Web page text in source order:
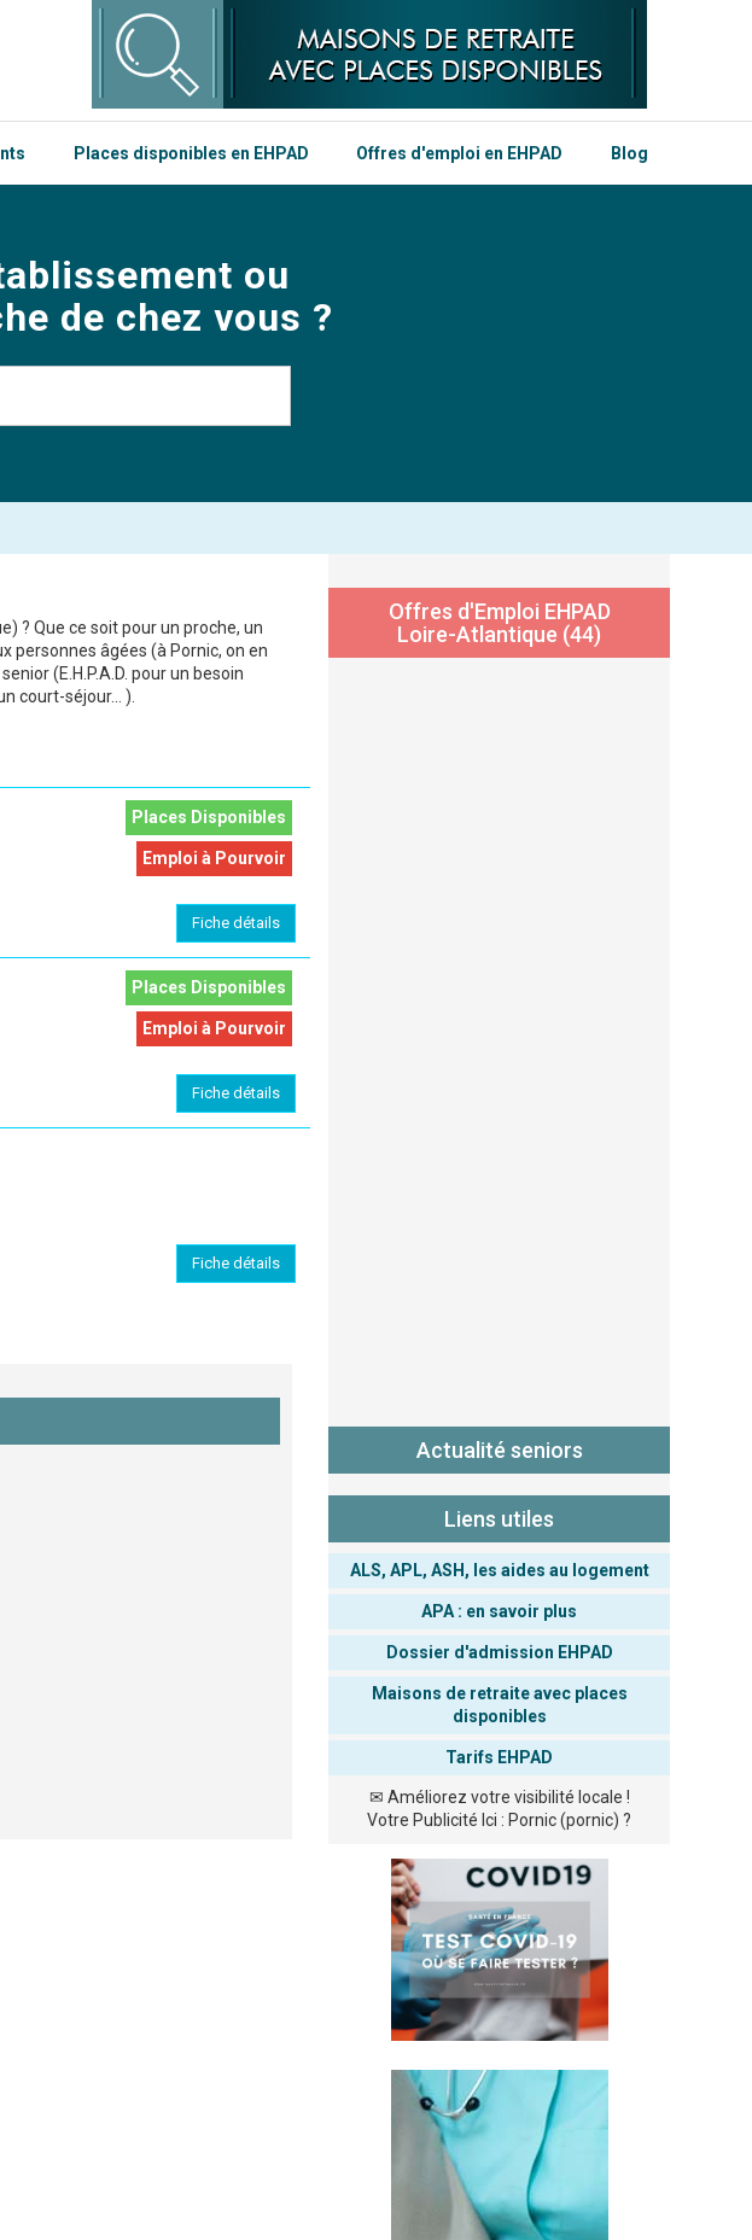
Places disponibles en EHPAD Offres d'emploi en EHPAD Blog
ou
de chez vous ?
? Que ce soit pour un proche, un
personnes âgées (à Pornic, on en
(E.H.P.A.D. pour un besoin
court-séjour... ).
Places Disponibles
Emploi à Pourvoir
Fiche détails
Places Disponibles
Emploi à Pourvoir
Fiche détails
Fiche détails
Offres d'Emploi EHPAD
Loire-Atlantique (44)
Actualité seniors
Liens utiles
ALS, APL, ASH, les aides au logement
APA : en savoir plus
Dossier d'admission EHPAD
Maisons de retraite avec places
disponibles
Tarifs EHPAD
✉ Améliorez votre visibilité locale !
Votre Publicité Ici : Pornic (pornic) ?